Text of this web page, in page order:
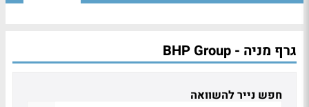
גרף מניה - BHP Group
חפש נייר להשוואה